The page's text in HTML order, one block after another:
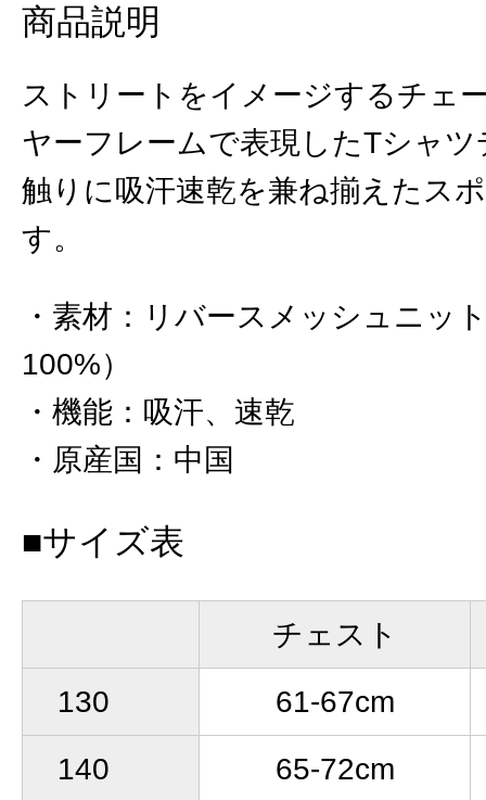
商品説明
ストリートをイメージするチェ
ヤーフレームで表現したTシャ
触りに吸汗速乾を兼ね揃えたス
す。
素材 ： リバースメッシュニッ
100%）
機能 ： 吸汗、速乾
原産国 ： 中国
■サイズ表
チェスト
130
61-67cm
140
65-72cm